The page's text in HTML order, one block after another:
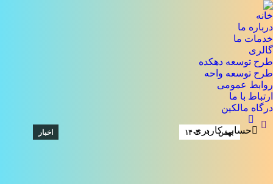
خانه
درباره ما
خدمات ما
گالری
طرح توسعه دهکده
طرح توسعه واحه
روابط عمومی
ارتباط با ما
درگاه مالکین
جستجو:
حساب کاربری
بهمن ۱ ۱۴۰۳ اخبار